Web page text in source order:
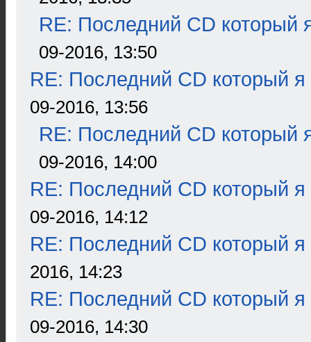
RE: Последний CD который
09-2016, 13:50
RE: Последний CD который я
09-2016, 13:56
RE: Последний CD который
09-2016, 14:00
RE: Последний CD который я
09-2016, 14:12
RE: Последний CD который я
2016, 14:23
RE: Последний CD который я
09-2016, 14:30